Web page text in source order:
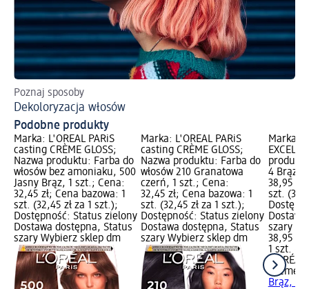
Poznaj sposoby
Dekoloryzacja włosów
Podobne produkty
Marka: L'ORÉAL PARiS
casting CRÈME GLOSS;
Nazwa produktu: Farba do
włosów bez amoniaku, 500
Jasny Brąz, 1 szt.; Cena:
32,45 zł; Cena bazowa: 1
szt. (32,45 zł za 1 szt.);
Dostępność: Status zielony
Dostawa dostępna, Status
szary Wybierz sklep dm
Marka: L'ORÉAL PARiS
casting CRÈME GLOSS;
Nazwa produktu: Farba do
włosów 210 Granatowa
czerń, 1 szt.; Cena:
32,45 zł; Cena bazowa: 1
szt. (32,45 zł za 1 szt.);
Dostępność: Status zielony
Dostawa dostępna, Status
szary Wybierz sklep dm
Marka:
4 Brąz,
38,95
szt.
szary
38,95 zł
1 szt.
L'ORÉAL
Creme
Brąz, 1